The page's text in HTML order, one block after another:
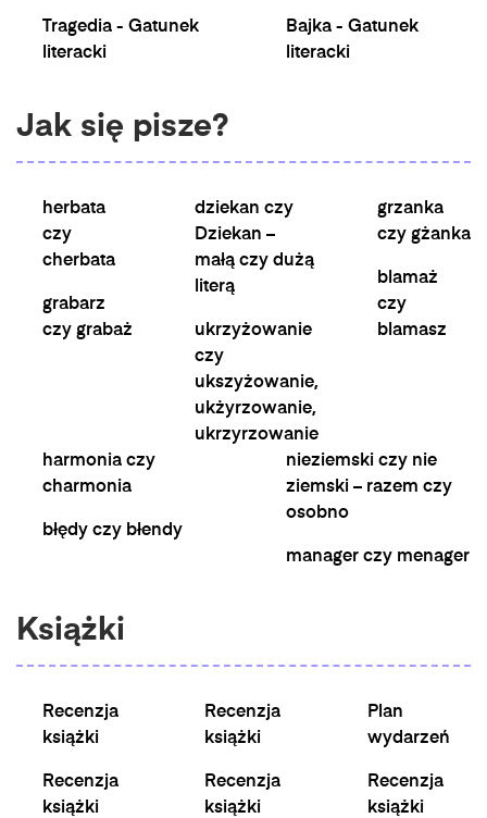
Tragedia - Gatunek
literacki
Bajka - Gatunek
literacki
Jak się pisze?
herbata
czy
cherbata
grabarz
czy grabaż
dziekan czy
Dziekan –
małą czy dużą
literą
ukrzyżowanie
czy
ukszyżowanie,
ukżyrzowanie,
ukrzyrzowanie
grzanka
czy gżanka
blamaż
czy
blamasz
harmonia czy
charmonia
błędy czy błendy
nieziemski czy nie
ziemski – razem czy
osobno
manager czy menager
Książki
Recenzja
książki
Recenzja
książki
Recenzja
książki
Recenzja
książki
Plan
wydarzeń
Recenzja
książki